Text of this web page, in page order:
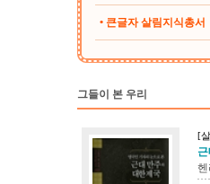
• 큰글자 살림지식총서
그들이 본 우리
[
근
헨